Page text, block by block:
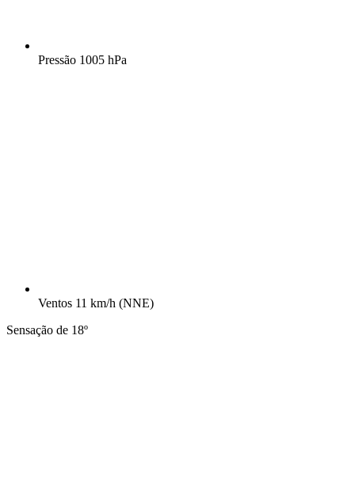
Pressão 1005 hPa
Ventos 11 km/h (NNE)
Sensação de 18º